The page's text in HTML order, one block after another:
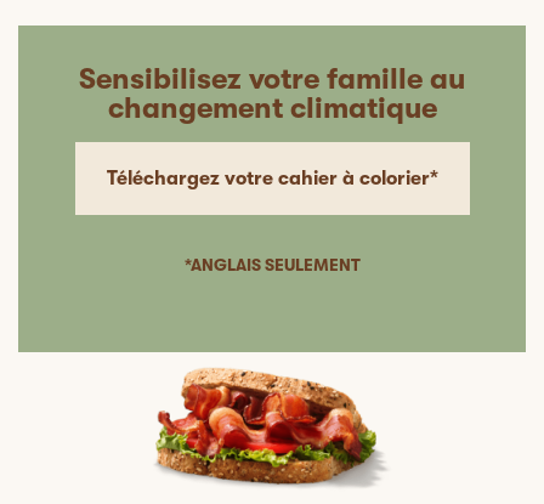
Sensibilisez votre famille au
changement climatique
Téléchargez votre cahier à colorier*
*ANGLAIS SEULEMENT